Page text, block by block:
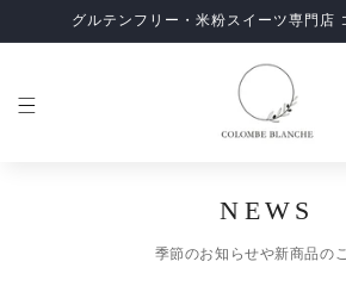
ンツに
進む
グルテンフリー・米粉スイーツ専門店
NEWS
季節のお知らせや新商品の